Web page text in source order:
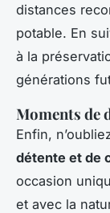
distances
potable. En
à la
générations
Moments de
Enfin,
détente et de
occasion
et avec la